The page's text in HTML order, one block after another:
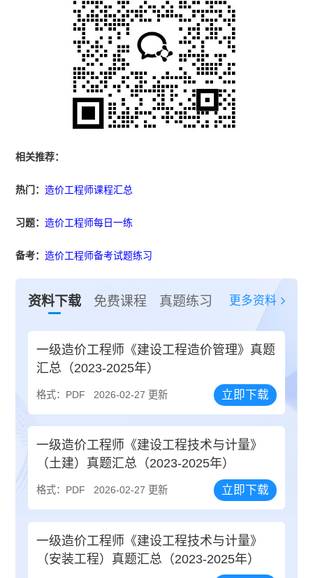
相关推荐：
热门：造价工程师课程汇总
习题：造价工程师每日一练
备考：造价工程师备考试题练习
资料下载 免费课程 真题练习 更多资料
一级造价工程师《建设工程造价管理》真题
汇总（2023-2025年）
格式：PDF 2026-02-27 更新 立即下载
一级造价工程师《建设工程技术与计量》
（土建）真题汇总（2023-2025年）
格式：PDF 2026-02-27 更新 立即下载
一级造价工程师《建设工程技术与计量》
（安装工程）真题汇总（2023-2025年）